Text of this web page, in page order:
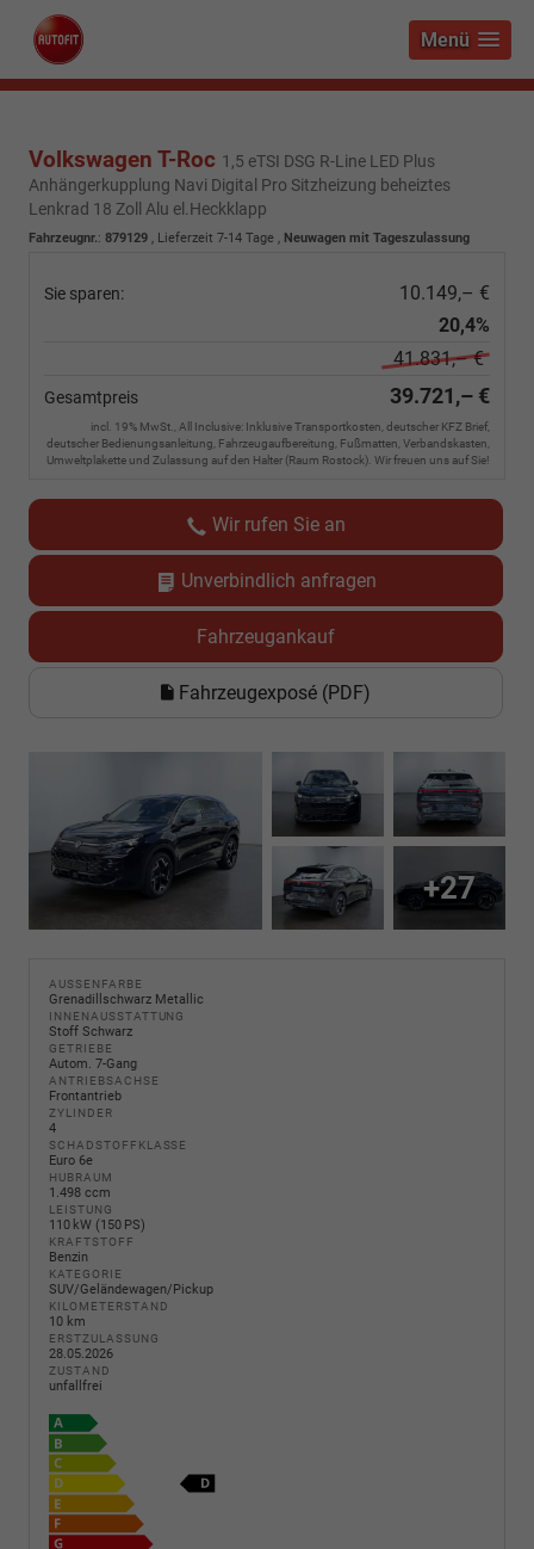
Menü
Volkswagen T-Roc 1,5 eTSI DSG R-Line LED Plus
Anhängerkupplung Navi Digital Pro Sitzheizung beheiztes
Lenkrad 18 Zoll Alu el.Heckklapp
Fahrzeugnr.: 879129 , Lieferzeit 7-14 Tage , Neuwagen mit Tageszulassung
Sie sparen:
10.149,– €
20,4%
41.831,– €
Gesamtpreis 39.721,– €
incl. 19% MwSt., All Inclusive: Inklusive Transportkosten, deutscher KFZ Brief,
deutscher Bedienungsanleitung, Fahrzeugaufbereitung, Fußmatten, Verbandskasten,
Umweltplakette und Zulassung auf den Halter (Raum Rostock). Wir freuen uns auf Sie!
Wir rufen Sie an
Unverbindlich anfragen
Fahrzeugankauf
Fahrzeugexposé (PDF)
+27
AUSSENFARBE
Grenadillschwarz Metallic
INNENAUSSTATTUNG
Stoff Schwarz
GETRIEBE
Autom. 7-Gang
ANTRIEBSACHSE
Frontantrieb
ZYLINDER
4
SCHADSTOFFKLASSE
Euro 6e
HUBRAUM
1.498 ccm
LEISTUNG
110 kW (150 PS)
KRAFTSTOFF
Benzin
KATEGORIE
SUV/Geländewagen/Pickup
KILOMETERSTAND
10 km
ERSTZULASSUNG
28.05.2026
ZUSTAND
unfallfrei